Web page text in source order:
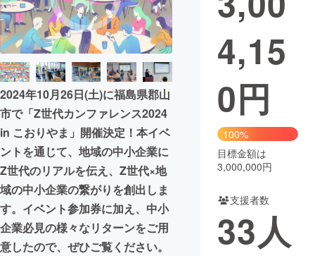
映像・映画 書籍・雑誌
ビジネス・起業 チャレンジ
まちづくり・地域活性化
CAMPFIRE for Social Good
CAMPFIRE Creation
CAMPFIREふるさと納税machi-ya コミュニティ
2024年10月26日(土)に福島県郡山
市で「Z世代カンファレンス2024
in こおりやま」開催決定！本イベ
ントを通じて、地域の中小企業に
Z世代のリアルを伝え、Z世代×地
域の中小企業の繋がりを創出しま
す。イベント参加券に加え、中小
企業必見の様々なリターンをご用
意したので、ぜひご覧ください。
4,15
0円
100%
目標金額は
3,000,000円
支援者数
33人